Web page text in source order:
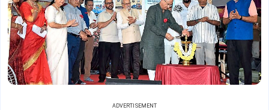
ADVERTISEMENT